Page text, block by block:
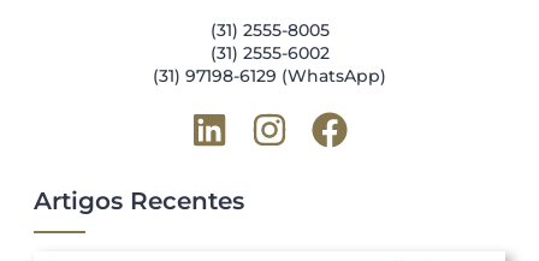
(31) 2555-8005
(31) 2555-6002
(31) 97198-6129 (WhatsApp)
Artigos Recentes